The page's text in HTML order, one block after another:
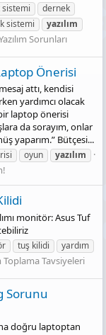
dernek
sistemi
yazılım
Sorunları
Önerisi
attı, kendisi
yardımcı olacak
laptop önerisi
da sorayım, onlar
yaparım.” Bütçesi...
oyun yazılım
monitör: Asus Tuf
tuş kilidi
yardım
Toplama Tavsiyeleri
Sorunu
doğru laptoptan